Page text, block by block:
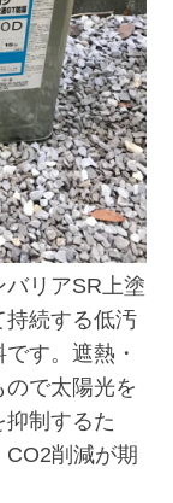
リアSR上塗
持続する低汚
す。遮熱・
で太陽光を
制するた
削減が期